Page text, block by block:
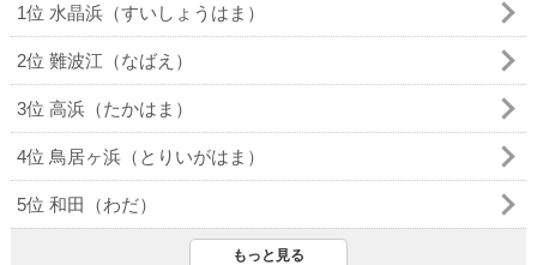
1位 水晶浜（すいしょうはま）
2位 難波江（なばえ）
3位 高浜（たかはま）
4位 鳥居ヶ浜（とりいがはま）
5位 和田（わだ）
もっと見る